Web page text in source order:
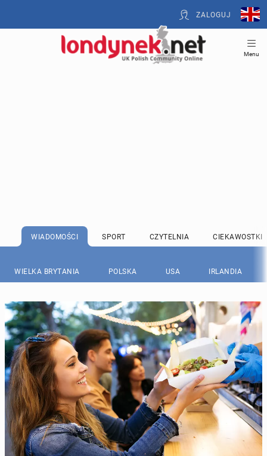
ZALOGUJ
Menu
WIADOMOŚCI SPORT CZYTELNIA CIEKAWOSTKI
WIELKA BRYTANIA POLSKA USA IRLANDIA